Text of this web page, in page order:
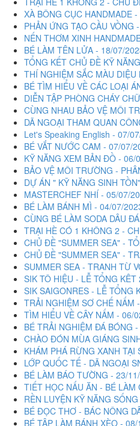
XÀ BÔNG CỤC HANDMADE
PHẢN ỨNG TẠO CẦU VỒNG
NẾN THƠM XINH
BÉ LÀM TÊN LỬA - 18/07/
TỔNG KẾT CHỦ ĐỀ KỸ
THÍ NGHIỆM SẮC MÀU
BÉ TÌM HIỂU VỀ CÁC LOẠI
DIỄN TẬP PHÒNG CHÁY
CÙNG NHAU BẢO VỆ MÔI
DÃ NGOẠI THAM QUAN
Let's Speaking English - 07/
BÉ VẮT NƯỚC CAM - 07/07/
KỸ NĂNG XEM BẢN ĐỒ - 06/
BẢO VỆ MÔI TRƯỜNG -
DỰ ÁN " KỸ NĂNG SINH
MASTERCHEF NHÍ - 05/07/
BÉ LÀM BÁNH MÌ - 04/07/
CÙNG BÉ LÀM SODA DÂU
TRẠI HÈ CÓ 1 KHÔNG 2 -
CHỦ ĐỀ "SUMMER SEA" -
CHỦ ĐỀ "SUMMER SEA" -
SUMMER SEA - TRANH TỪ
SIK TÔ HIỆU - LỄ TỔNG
SIK SAIGONRES - LỄ TỔNG
TRẢI NGHIỆM SƠ CHẾ NẤM
TÌM HIỂU VỀ CÂY NẤM - 06/
BÉ TRẢI NGHIỆM ĐÁ BÓNG
CHÀO ĐÓN MÙA GIÁNG
KHÁM PHÁ RỪNG XANH
LỚP QUỐC TẾ - DÃ NGOẠI
BÉ LÀM BÁO TƯỜNG - 23/
TIẾT HỌC NẤU ĂN - BÉ
RỀN LUYỆN KỸ NĂNG
BÉ ĐỌC THƠ - BÁC NÔNG
BÉ TẬP LÀM BÁNH XÈO -